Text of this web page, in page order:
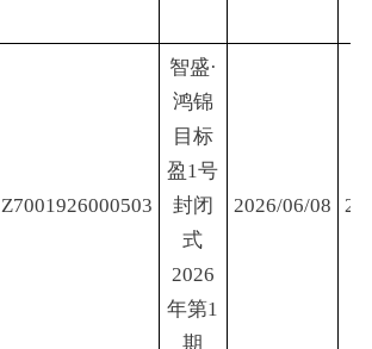
Z7001926000503
智盛·
鸿锦
目标
盈1号
封闭
式
2026
年第1
期
2026/06/08